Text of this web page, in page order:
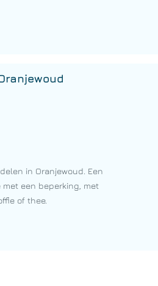
in Oranjewoud. Een
een beperking, met
of thee.